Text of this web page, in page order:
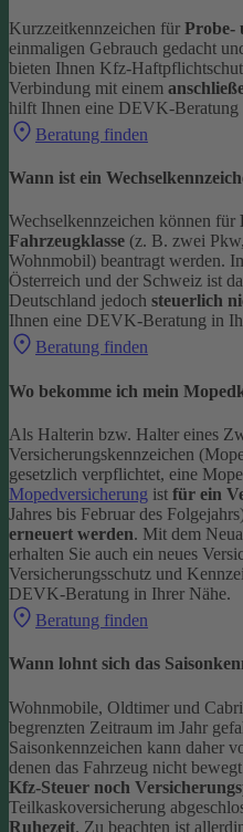
Kurzzeitkennzeichen für Probe-
einmaligen Gebrauch gedacht
bieten Ihnen Kfz-
Verbindung mit einem
hilft Ihnen eine DEVK-Beratung
Beratung finden
Wann ist ein
Wechselkennzeichen können für
Fahrzeugklasse (z. B. zwei
Wohnmobil) beantragt werden.
Österreich und der Schweiz ist
Deutschland jedoch steuerlich
Ihnen eine DEVK-Beratung in
Beratung finden
Wo bekomme ich mein
Als Halterin bzw. Halter eines
Versicherungskennzeichen
gesetzlich verpflichtet, eine
Mopedversicherung ist für ein
Jahres bis Februar des
erneuert werden. Mit dem
erhalten Sie auch ein neues
Versicherungsschutz und
DEVK-Beratung in Ihrer Nähe.
Beratung finden
Wann lohnt sich das
Wohnmobile, Oldtimer und
begrenzten Zeitraum im Jahr
Saisonkennzeichen kann daher
denen das Fahrzeug nicht
Kfz-Steuer noch
Teilkaskoversicherung
Ruhezeit. Zu beachten ist